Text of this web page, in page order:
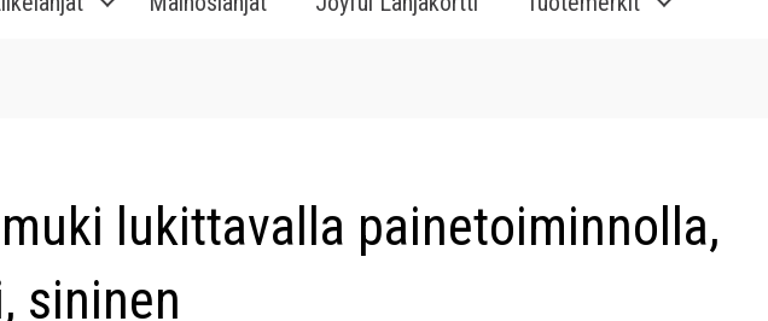
lukittavalla painetoiminnolla,
sininen